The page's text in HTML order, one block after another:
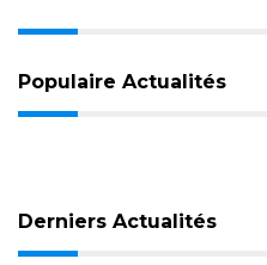
Populaire Actualités
Derniers Actualités